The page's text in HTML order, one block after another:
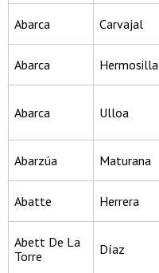
Abarca Carvajal
Abarca Hermosilla
Abarca Ulloa
Abarzúa Maturana
Abatte Herrera
Abett De La
Torre
Díaz